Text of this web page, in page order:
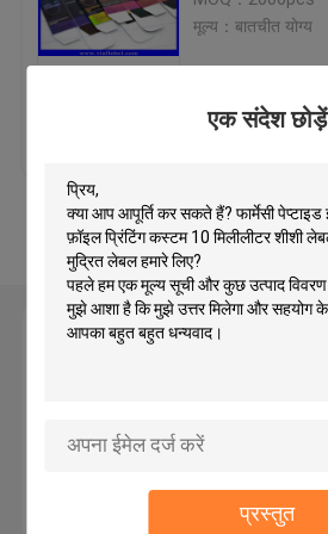
एक संदेश छोड़ें
प्रस्तुत
Custom Holographic Stickers
Flip Off Cap
Plastic Pill Bottles
Aluminum Foil Bags
Plastic Blister Packaging
मूल्य：बातचीत योग्य
सबसे अच्छी कीमत
और देखो
एक संदेश छोड़ें